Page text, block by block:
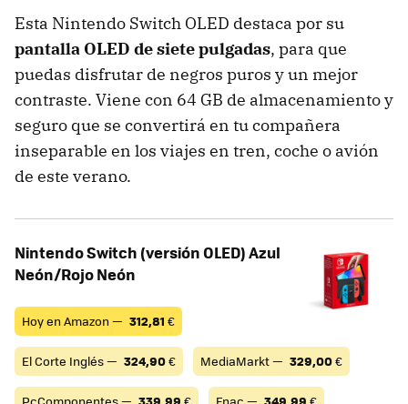
Esta Nintendo Switch OLED destaca por su
pantalla OLED de siete pulgadas, para que
puedas disfrutar de negros puros y un mejor
contraste. Viene con 64 GB de almacenamiento y
seguro que se convertirá en tu compañera
inseparable en los viajes en tren, coche o avión
de este verano.
Nintendo Switch (versión OLED) Azul
Neón/Rojo Neón
Hoy en Amazon — 312,81 €
El Corte Inglés — 324,90€ MediaMarkt — 329,00€